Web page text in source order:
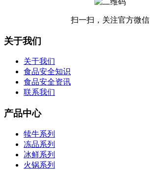
扫一扫，关注官方微信
关于我们
关于我们
食品安全知识
食品安全资讯
联系我们
产品中心
犊牛系列
冻品系列
冰鲜系列
火锅系列